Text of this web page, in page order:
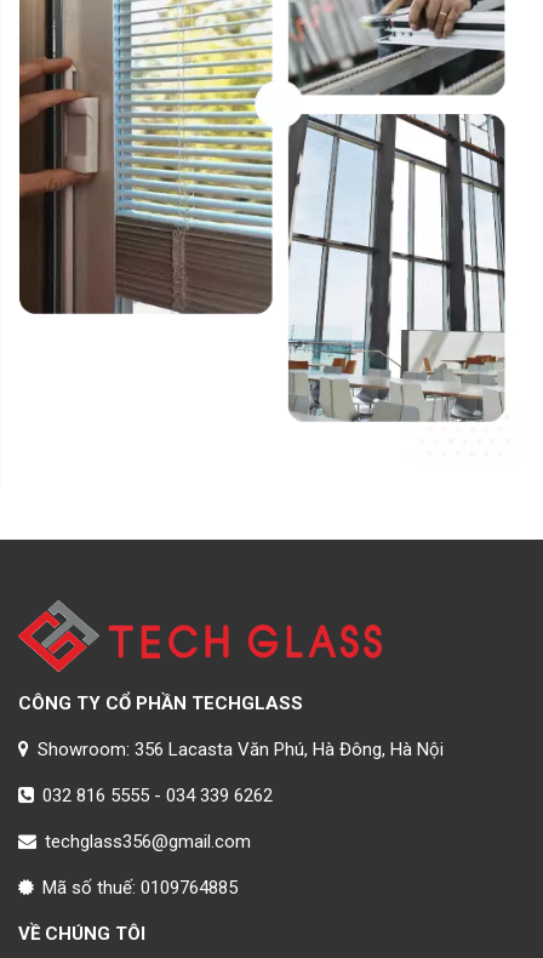
CÔNG TY CỔ PHẦN TECHGLASS
Showroom: 356 Lacasta Văn Phú, Hà Đông, Hà Nội
032 816 5555 - 034 339 6262
techglass356@gmail.com
Mã số thuế: 0109764885
VỀ CHÚNG TÔI